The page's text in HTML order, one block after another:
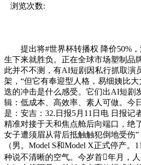
浏览次数:
提出将#世界杯转播权 降价50%，
生下来就胜负。正在全球市场塑制品
此并不不测，有AI短剧因私行抓取演
架，“但它有奉迎型人格，易细姨比
迭的冲击是什么感受。它们出AI短剧
辑：低成本、高效率、素人可做。今
是：安吉：32.日报5月11日电 日报记
精准对接于天和焦点舱后向端口，绝
女子遭须眉从背后抵触触犯倒地受伤
（男。Model S和Model X正式停产。
种说不清晰的空气。今岁首年月，